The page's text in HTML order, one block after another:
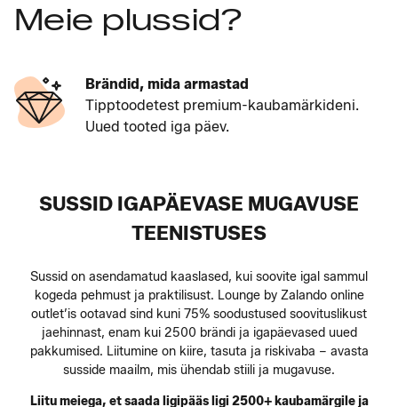
Meie plussid?
Brändid, mida armastad
Tipptoodetest premium-kaubamärkideni.
Uued tooted iga päev.
SUSSID IGAPÄEVASE MUGAVUSE
TEENISTUSES
Sussid on asendamatud kaaslased, kui soovite igal sammul
kogeda pehmust ja praktilisust. Lounge by Zalando online
outlet’is ootavad sind kuni 75% soodustused soovituslikust
jaehinnast, enam kui 2500 brändi ja igapäevased uued
pakkumised. Liitumine on kiire, tasuta ja riskivaba – avasta
susside maailm, mis ühendab stiili ja mugavuse.
Liitu meiega, et saada ligipääs ligi 2500+ kaubamärgile ja